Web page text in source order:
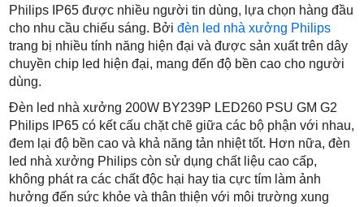
Philips IP65 được nhiều người tin dùng, lựa chọn hàng đầu
cho nhu cầu chiếu sáng. Bởiđèn led nhà xưởng Philips
trang bị nhiều tính năng hiện đại và được sản xuất trên dây
chuyền chip led hiện đại, mang đến độ bền cao cho người
dùng.
Đèn led nhà xưởng 200W BY239P LED260 PSU GM G2
Philips IP65 có kết cấu chặt chẽ giữa các bộ phận với nhau,
đem lại độ bền cao và khả năng tản nhiệt tốt. Hơn nữa, đèn
led nhà xưởng Philips còn sử dụng chất liệu cao cấp,
không phát ra các chất độc hại hay tia cực tím làm ảnh
hưởng đến sức khỏe và thân thiện với môi trường xung